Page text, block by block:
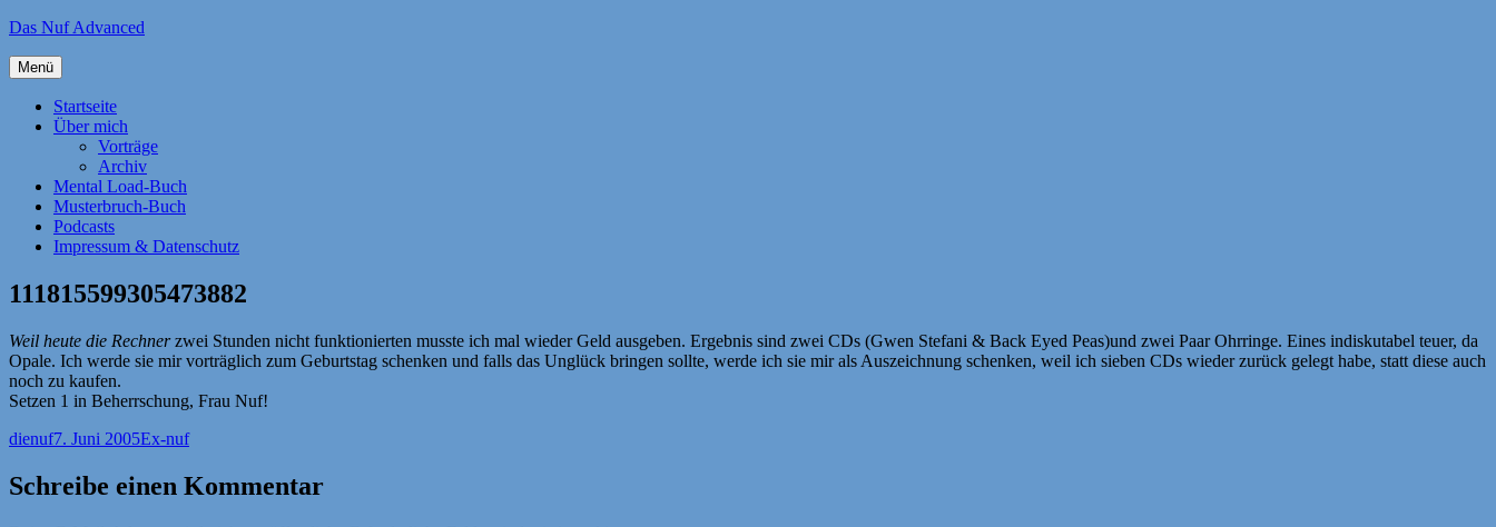
Zum
springen
Das Nuf Advanced
Menü
Startseite
Über mich
Vorträge
Archiv
Mental Load-Buch
Musterbruch-Buch
Podcasts
Impressum & Datenschutz
111815599305473882
Weil heute die Rechnerzwei Stunden nicht funktionierten musste ich mal wieder Geld ausgeben. Ergebnis sind zwei CDs (Gwen Stefani & Back Eyed Peas)und zwei Paar Ohrringe. Eines indiskutabel teuer, da
Opale. Ich werde sie mir vorträglich zum Geburtstag schenken und falls das Unglück bringen sollte, werde ich sie mir als Auszeichnung schenken, weil ich sieben CDs wieder zurück gelegt habe, statt diese auch
noch zu kaufen.
Setzen 1 in Beherrschung, Frau Nuf!
Autor
dienufVeröffentlicht
7. Juni 2005Kategorien
Ex-nuf
Schreibe einen Kommentar